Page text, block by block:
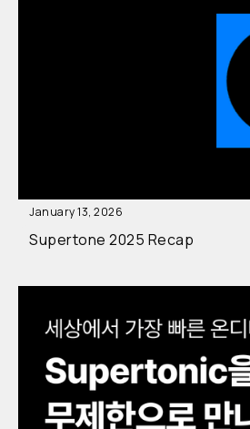
January 13, 2026
Supertone 2025 Recap